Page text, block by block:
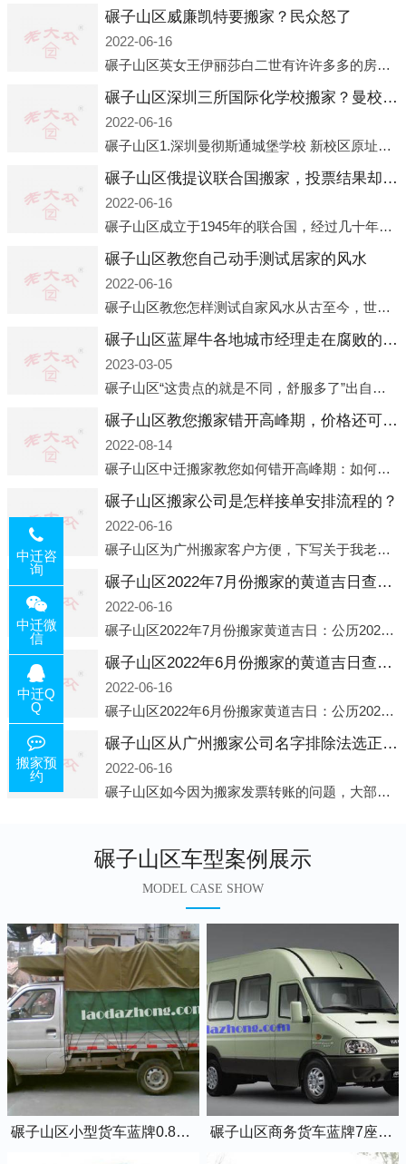
碾子山区威廉凯特要搬家？民众怒了
2022-06-16
碾子山区英女王伊丽莎白二世有许许多多的房产，遍布英国各地。而作为英女王的亲孙子、未来的英国国王，威廉王子自然也能享受到女王的房产。目前，威廉凯特以及三个孩子有两个经常居住的地点，一处是位于伦敦的肯辛顿宫，一处
碾子山区深圳三所国际化学校搬家？曼校、QSI、南山中英文搬走了
2022-06-16
碾子山区1.深圳曼彻斯通城堡学校 新校区原址是蛇口国际据悉，此次曼彻斯通城堡学校搬迁到蛇口新校区的开办与蛇口外籍人员子女学校（蛇口国际）有很大的关联。2021年，太子湾实验部就宣布在2022年正式并入蛇口外籍
碾子山区俄提议联合国搬家，投票结果却以惨败收场
2022-06-16
碾子山区成立于1945年的联合国，经过几十年的发展，如今拥有193个成员国。拥有如此众多会员国的联合国，可以说是世界上最具代表性的国际组织，也是世界上分量最重、有着较高话语权的国际组织。但以美国为首的西方国家
碾子山区教您自己动手测试居家的风水
2022-06-16
碾子山区教您怎样测试自家风水从古至今，世界各地的人们都在研究人在乾坤中的位置以及它们所形成的关系。通过探究季节转换、星象变化，并且在所观测到的自然规律的指导下，人们开始认识到居住在不同住宅中的人，其一生中的财
碾子山区蓝犀牛各地城市经理走在腐败的道路上
2023-03-05
碾子山区“这贵点的就是不同，舒服多了”出自广州运营邓经理的口中。2023年开年刚出来，三个司机（加盟蓝犀牛的个人队伍）便请广州经理去佛山娱乐场所大消费了一次，据知悉一晚消费达一万多，由三人平摊费用，燃鹅这样的
碾子山区教您搬家错开高峰期，价格还可优惠！
2022-08-14
碾子山区中迁搬家教您如何错开高峰期：如何错开高峰期搬家，中迁搬家做了一些电话数据统计和分析，发现市民中午2点左右访问网站的人是最多的，电话咨询是早上9点左右是最多的，预约搬家周六和周日是最多的，网上QQ微
碾子山区搬家公司是怎样接单安排流程的？
2022-06-16
碾子山区为广州搬家客户方便，下写关于我老大众搬家公司接单的流程，九条给搬家朋友参考，了解搬家公司工序，免去搬家时的没有准备好的工作，给您及时快速的搬好家。一．电话咨询：专人接待客户电话咨询，初步了解客户搬 家
碾子山区2022年7月份搬家的黄道吉日查询大全一览表哪天适合搬家好日子
2022-06-16
碾子山区2022年7月份搬家黄道吉日：公历2022年7月6日 农历六月初八 星期三 冲虎(甲寅)公历2022年7月12日 农历六月十四 星期二 冲猴(庚申)公历2022年7月13日 农历六月十五 星期三 冲鸡
碾子山区2022年6月份搬家的黄道吉日查询大全一览表哪天适合搬家好日子
2022-06-16
碾子山区2022年6月份搬家黄道吉日：公历2022年6月1日 农历五月初三 星期三 冲兔(己卯)公历2022年6月4日 农历五月初六 星期六 冲马(壬午)公历2022年6月8日 农历五月初十 星期三 冲狗(丙
碾子山区从广州搬家公司名字排除法选正规公司
2022-06-16
碾子山区如今因为搬家发票转账的问题，大部分搬家公司都已经注册了营业执照，早5年前基本上所谓的搬家公司都是无注册状态也就是无照营业，由于企业注册量大增所以各种企业信息展示平台如雨后春笋般遍地开花，如：天眼查，企
碾子山区车型案例展示
MODEL CASE SHOW
碾子山区小型货车蓝牌0.8吨小卡车 碾子山区商务货车蓝牌7座依维柯全顺车
中迁咨
询
中迁微
信
中迁Q
Q
搬家预
约